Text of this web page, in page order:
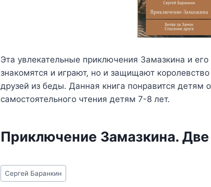
Эта увлекательные приключения Замазкина и
знакомятся и играют, но и защищают
друзей из беды. Данная книга понравится детям
самостоятельного чтения детям 7-8 лет.
Приключение Замазкина. Две
Метки
записи:
Сергей Баранкин